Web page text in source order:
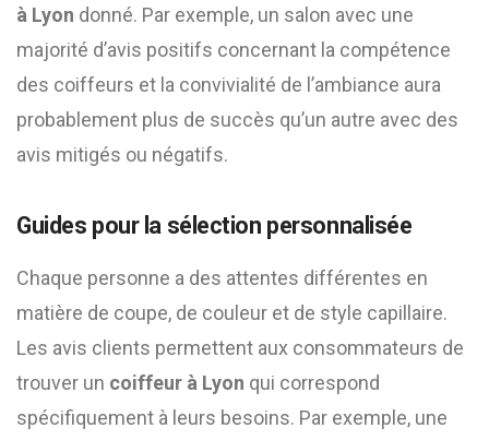
à Lyon donné. Par exemple, un salon avec une
majorité d’avis positifs concernant la compétence
des coiffeurs et la convivialité de l’ambiance aura
probablement plus de succès qu’un autre avec des
avis mitigés ou négatifs.
Guides pour la sélection personnalisée
Chaque personne a des attentes différentes en
matière de coupe, de couleur et de style capillaire.
Les avis clients permettent aux consommateurs de
trouver un coiffeur à Lyon qui correspond
spécifiquement à leurs besoins. Par exemple, une